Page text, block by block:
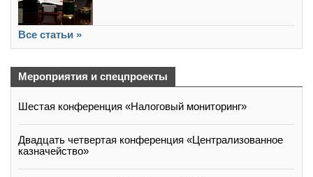
Все статьи »
Мероприятия и спецпроекты
Шестая конференция «Налоговый мониторинг»
Двадцать четвертая конференция «Централизованное
казначейство»